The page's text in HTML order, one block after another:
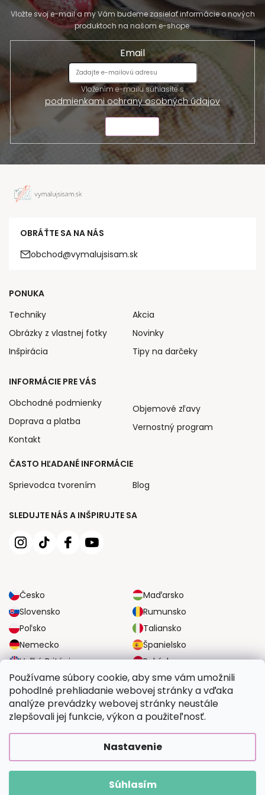
Používame súbory cookie, aby sme vám umožnili
pohodlné prehliadanie webovej stránky a vďaka
analýze prevádzky webovej stránky neustále
zlepšovali jej funkcie, výkon a použiteľnosť.
Nastavenie
Súhlasím
Vložte svoj e-mail a my Vám budeme zasielať informácie o nových
produktoch na našom e-shope.
Email
Vložením e-mailu súhlasíte s
podmienkami ochrany osobných údajov
OBRÁŤTE SA NA NÁS
obchod@vymalujsisam.sk
SLEDUJTE NÁS A INŠPIRUJTE SA
Česko
Maďarsko
Slovensko
Rumunsko
Poľsko
Taliansko
Nemecko
Španielsko
Veľká Británia
Rakúsko
PONUKA
Techniky
Obrázky z vlastnej fotky
Inšpirácia
Akcia
Novinky
Tipy na darčeky
INFORMÁCIE PRE VÁS
Obchodné podmienky
Doprava a platba
Kontakt
Objemové zľavy
Vernostný program
ČASTO HĽADANÉ INFORMÁCIE
Sprievodca tvorením
Blog
SPOĽAHLIVÉ MOŽNOSTI DOPRAVY
BEZPEČNÉ MOŽNOSTI PLATBY
Vymalujsisam.sk. Všetky práva vyhradené.